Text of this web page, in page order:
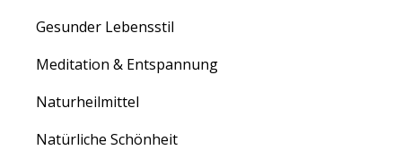
Gesunder Lebensstil
Meditation & Entspannung
Naturheilmittel
Natürliche Schönheit